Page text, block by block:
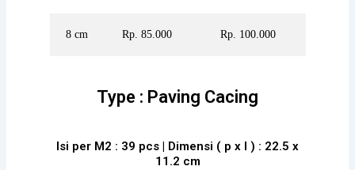
8 cm Rp. 85.000 Rp. 100.000
Type : Paving Cacing
Isi per M2 : 39 pcs | Dimensi ( p x l ) : 22.5 x
11.2 cm